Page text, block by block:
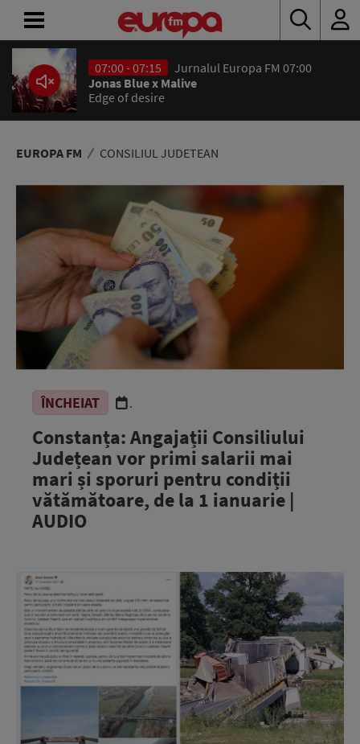
07:00 - 07:15
Jurnalul Europa FM 07:00
Jonas Blue x Malive
Edge of desire
EUROPA FM CONSILIUL JUDETEAN
ÎNCHEIAT .
Constanța: Angajații Consiliului
Județean vor primi salarii mai
mari și sporuri pentru condiții
vătămătoare, de la 1 ianuarie |
AUDIO
ACASĂ
ȘTIRI
RADIO
CONCURSURI
PODCAST
ASCULTĂ
LIVE